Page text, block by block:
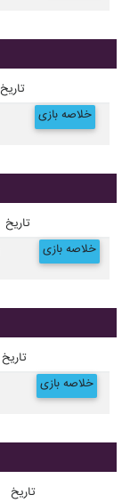
تاریخ
خلاصه بازی
تاریخ
خلاصه بازی
تاریخ
خلاصه بازی
تاریخ